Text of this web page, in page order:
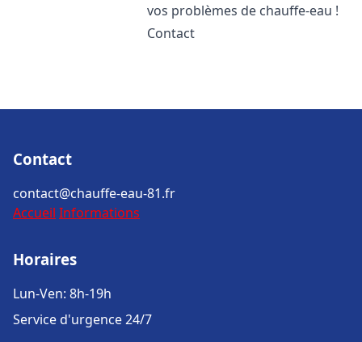
vos problèmes de chauffe-eau !
Contact
Contact
contact@chauffe-eau-81.fr
Accueil Informations
Horaires
Lun-Ven: 8h-19h
Service d'urgence 24/7